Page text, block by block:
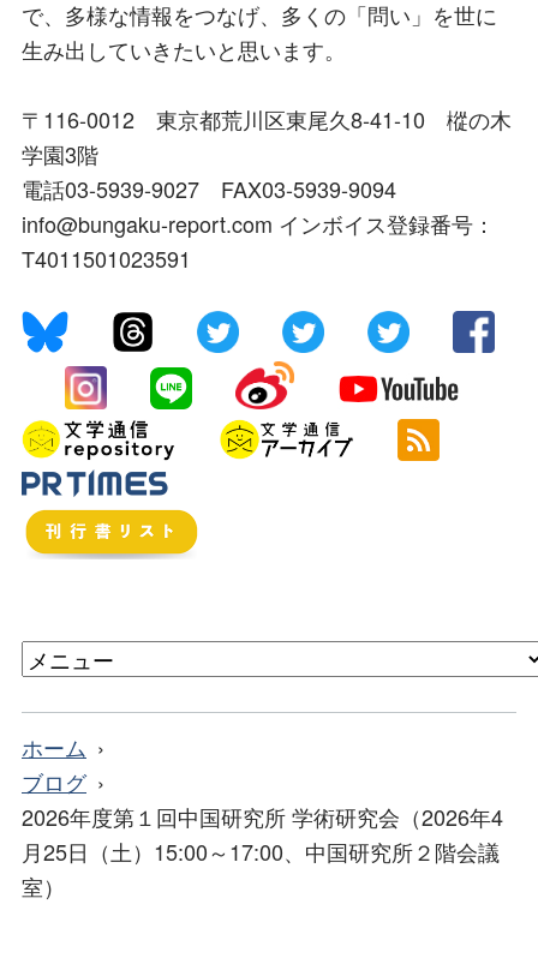
で、多様な情報をつなげ、多くの「問い」を世に
生み出していきたいと思います。
〒116-0012 東京都荒川区東尾久8-41-10 樅の木
学園3階
電話03-5939-9027 FAX03-5939-9094
info@bungaku-report.com インボイス登録番号：
T4011501023591
ホーム
ブログ
2026年度第１回中国研究所 学術研究会（2026年4
月25日（土）15:00～17:00、中国研究所２階会議
室）